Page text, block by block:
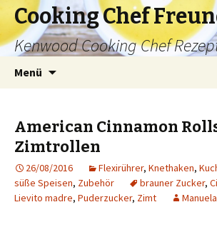
Cooking Chef
Kenwood Cooking Chef
Menü
American Cinnamon
Zimtrollen
26/08/2016 Flexirührer, Knethaken,
süße Speisen, Zubehör brauner Zucker,
Lievito madre, Puderzucker, Zimt